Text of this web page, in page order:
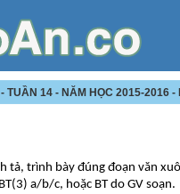
TUẦN 14 - NĂM HỌC 2015-2016 -
tả, trình bày đúng đoạn văn
a/b/c, hoặc BT do GV soạn.